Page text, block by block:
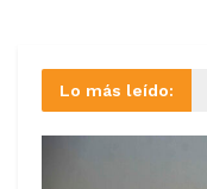
Lo más leído: